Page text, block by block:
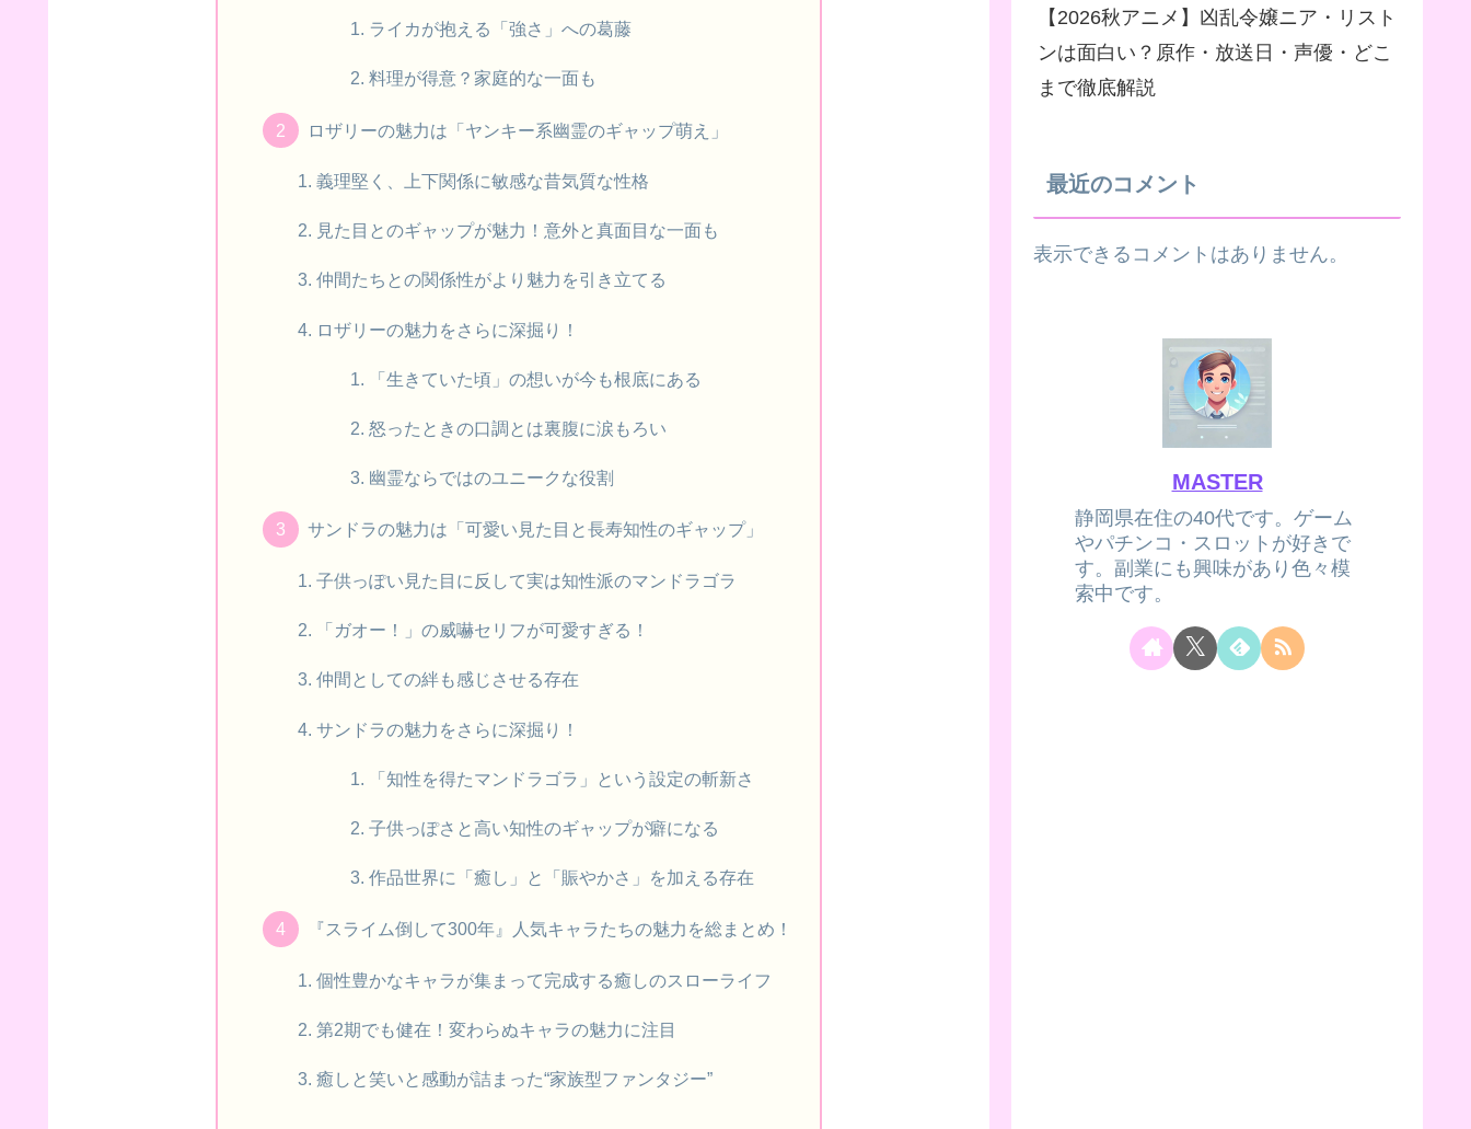
ライカが抱える「強さ」への葛藤
料理が得意？家庭的な一面も
ロザリーの魅力は「ヤンキー系幽霊のギャップ萌え」
義理堅く、上下関係に敏感な昔気質な性格
見た目とのギャップが魅力！意外と真面目な一面も
仲間たちとの関係性がより魅力を引き立てる
ロザリーの魅力をさらに深掘り！
「生きていた頃」の想いが今も根底にある
怒ったときの口調とは裏腹に涙もろい
幽霊ならではのユニークな役割
サンドラの魅力は「可愛い見た目と長寿知性のギャップ」
子供っぽい見た目に反して実は知性派のマンドラゴラ
「ガオー！」の威嚇セリフが可愛すぎる！
仲間としての絆も感じさせる存在
サンドラの魅力をさらに深掘り！
「知性を得たマンドラゴラ」という設定の斬新さ
子供っぽさと高い知性のギャップが癖になる
作品世界に「癒し」と「賑やかさ」を加える存在
『スライム倒して300年』人気キャラたちの魅力を総まとめ！
個性豊かなキャラが集まって完成する癒しのスローライフ
第2期でも健在！変わらぬキャラの魅力に注目
癒しと笑いと感動が詰まった“家族型ファンタジー”
【2026秋アニメ】凶乱令嬢ニア・リスト
ンは面白い？原作・放送日・声優・どこ
まで徹底解説
最近のコメント
表示できるコメントはありません。
MASTER
静岡県在住の40代です。ゲーム
やパチンコ・スロットが好きで
す。副業にも興味があり色々模
索中です。